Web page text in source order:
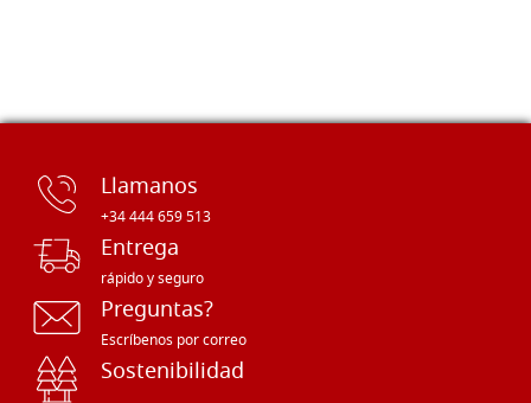
Llamanos
+34 444 659 513
Entrega
rápido y seguro
Preguntas?
Escríbenos por correo
Sostenibilidad